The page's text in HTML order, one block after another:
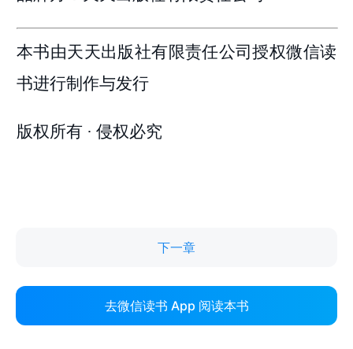
下一章
去微信读书 App 阅读本书